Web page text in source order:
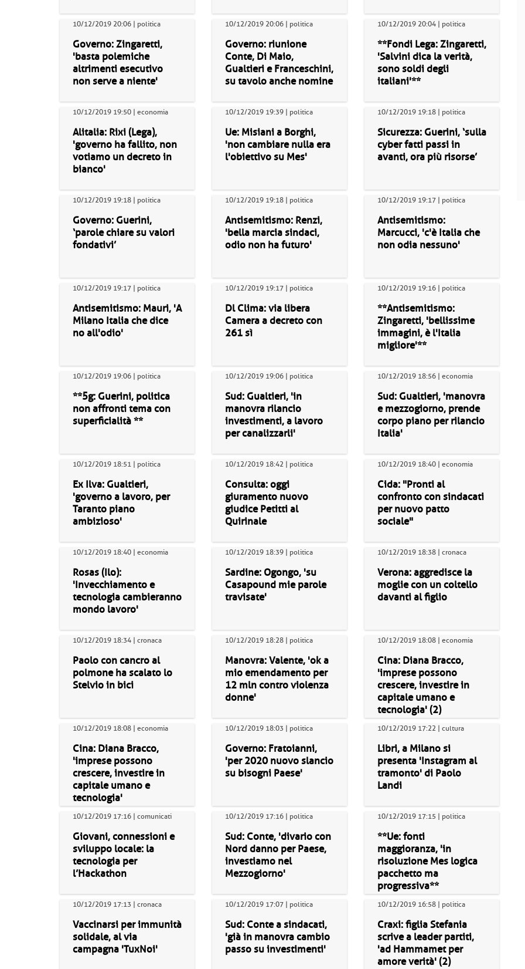
10/12/2019 20:06 | politica
Governo: Zingaretti,
'basta polemiche
altrimenti esecutivo
non serve a niente'
10/12/2019 20:06 | politica
Governo: riunione
Conte, Di Maio,
Gualtieri e Franceschini,
su tavolo anche nomine
10/12/2019 20:04 | politica
**Fondi Lega: Zingaretti,
'Salvini dica la verità,
sono soldi degli
italiani'**
10/12/2019 19:50 | economia
Alitalia: Rixi (Lega),
'governo ha fallito, non
votiamo un decreto in
bianco'
10/12/2019 19:39 | politica
Ue: Misiani a Borghi,
'non cambiare nulla era
l'obiettivo su Mes'
10/12/2019 19:18 | politica
Sicurezza: Guerini, ‘sulla
cyber fatti passi in
avanti, ora più risorse’
10/12/2019 19:18 | politica
Governo: Guerini,
‘parole chiare su valori
fondativi’
10/12/2019 19:18 | politica
Antisemitismo: Renzi,
'bella marcia sindaci,
odio non ha futuro'
10/12/2019 19:17 | politica
Antisemitismo:
Marcucci, 'c'è Italia che
non odia nessuno'
10/12/2019 19:17 | politica
Antisemitismo: Mauri, 'A
Milano Italia che dice
no all'odio'
10/12/2019 19:17 | politica
Dl Clima: via libera
Camera a decreto con
261 sì
10/12/2019 19:16 | politica
**Antisemitismo:
Zingaretti, 'bellissime
immagini, è l'Italia
migliore'**
10/12/2019 19:06 | politica
**5g: Guerini, politica
non affronti tema con
superficialità **
10/12/2019 19:06 | politica
Sud: Gualtieri, 'in
manovra rilancio
investimenti, a lavoro
per canalizzarli'
10/12/2019 18:56 | economia
Sud: Gualtieri, 'manovra
e mezzogiorno, prende
corpo piano per rilancio
Italia'
10/12/2019 18:51 | politica
Ex Ilva: Gualtieri,
'governo a lavoro, per
Taranto piano
ambizioso'
10/12/2019 18:42 | politica
Consulta: oggi
giuramento nuovo
giudice Petitti al
Quirinale
10/12/2019 18:40 | economia
Cida: "Pronti al
confronto con sindacati
per nuovo patto
sociale"
10/12/2019 18:40 | economia
Rosas (Ilo):
'Invecchiamento e
tecnologia cambieranno
mondo lavoro'
10/12/2019 18:39 | politica
Sardine: Ogongo, 'su
Casapound mie parole
travisate'
10/12/2019 18:38 | cronaca
Verona: aggredisce la
moglie con un coltello
davanti al figlio
10/12/2019 18:34 | cronaca
Paolo con cancro al
polmone ha scalato lo
Stelvio in bici
10/12/2019 18:28 | politica
Manovra: Valente, 'ok a
mio emendamento per
12 mln contro violenza
donne'
10/12/2019 18:08 | economia
Cina: Diana Bracco,
'imprese possono
crescere, investire in
capitale umano e
tecnologia' (2)
10/12/2019 18:08 | economia
Cina: Diana Bracco,
'imprese possono
crescere, investire in
capitale umano e
tecnologia'
10/12/2019 18:03 | politica
Governo: Fratoianni,
'per 2020 nuovo slancio
su bisogni Paese'
10/12/2019 17:22 | cultura
Libri, a Milano si
presenta 'Instagram al
tramonto' di Paolo
Landi
10/12/2019 17:16 | comunicati
Giovani, connessioni e
sviluppo locale: la
tecnologia per
l’Hackathon
10/12/2019 17:16 | politica
Sud: Conte, 'divario con
Nord danno per Paese,
investiamo nel
Mezzogiorno'
10/12/2019 17:15 | politica
**Ue: fonti
maggioranza, 'in
risoluzione Mes logica
pacchetto ma
progressiva**
10/12/2019 17:13 | cronaca
Vaccinarsi per immunità
solidale, al via
campagna 'TuxNoi'
10/12/2019 17:07 | politica
Sud: Conte a sindacati,
'già in manovra cambio
passo su investimenti'
10/12/2019 16:58 | politica
Craxi: figlia Stefania
scrive a leader partiti,
'ad Hammamet per
amore verità' (2)